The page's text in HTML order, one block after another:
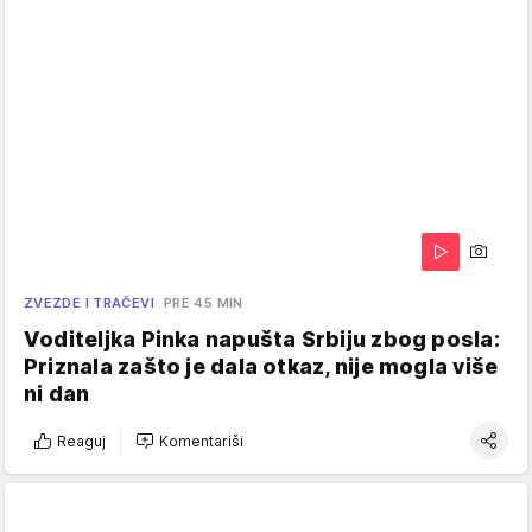
ZVEZDE I TRAČEVI PRE 45 MIN
Voditeljka Pinka napušta Srbiju zbog posla:
Priznala zašto je dala otkaz, nije mogla više
ni dan
Reaguj Komentariši